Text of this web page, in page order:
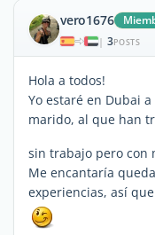
vero1676
| 3POSTS
Hola a todos!
Yo estaré en Dubai
marido, al que han
sin trabajo pero con
Me encantaría
experiencias, así